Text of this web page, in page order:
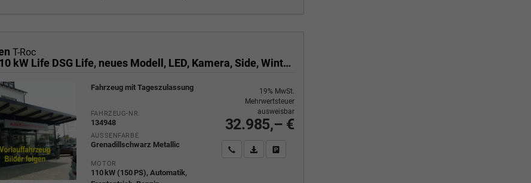
T-Roc
1.5 eTSI 110 kW Life DSG Life, neues Modell, LED, Kamera, Side, Winter, 17-Zoll
Fahrzeug mit Tageszulassung
FAHRZEUG-NR.
134948
AUSSENFARBE
Grenadillschwarz Metallic
MOTOR
110 kW (150 PS), Automatik,
32.985,– €
19% MwSt.
Mehrwertsteuer
ausweisbar
Wir rufen Sie anPDF-Fahrzeugexposé drucken